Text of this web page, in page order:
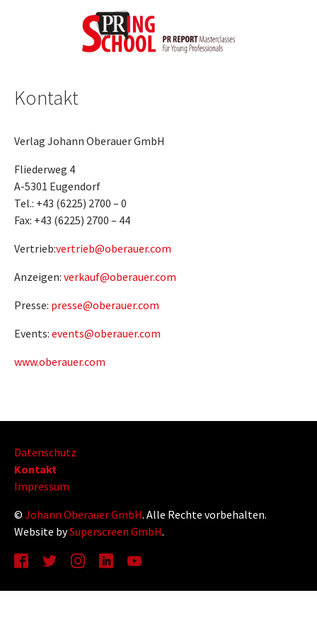
Zum Hauptinhalt springen
Kontakt
Verlag Johann Oberauer GmbH
Fliederweg 4
A-5301 Eugendorf
Tel.: +43 (6225) 2700 – 0
Fax: +43 (6225) 2700 – 44
Vertrieb:vertrieb@oberauer.com
Anzeigen: verkauf@oberauer.com
Presse: presse@oberauer.com
Events: events@oberauer.com
www.oberauer.com
Datenschutz
Kontakt
Impressum
© Johann Oberauer GmbH. Alle Rechte vorbehalten.
Website bySuperscreen GmbH.